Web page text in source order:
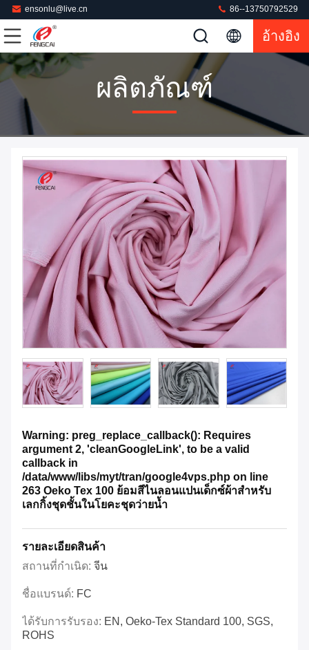
ensonlu@live.cn 86--13750792529
อ้างอิง
ผลิตภัณฑ์
Warning: preg_replace_callback(): Requires
argument 2, 'cleanGoogleLink', to be a valid
callback in
/data/www/libs/myt/tran/google4vps.php on line
263 Oeko Tex 100 ย้อมสีไนลอนแปนเด็กซ์ผ้าสำหรับ
เลกกิ้งชุดชั้นในโยคะชุดว่ายน้ำ
รายละเอียดสินค้า
สถานที่กำเนิด: จีน
ชื่อแบรนด์: FC
ได้รับการรับรอง: EN, Oeko-Tex Standard 100, SGS,
ROHS